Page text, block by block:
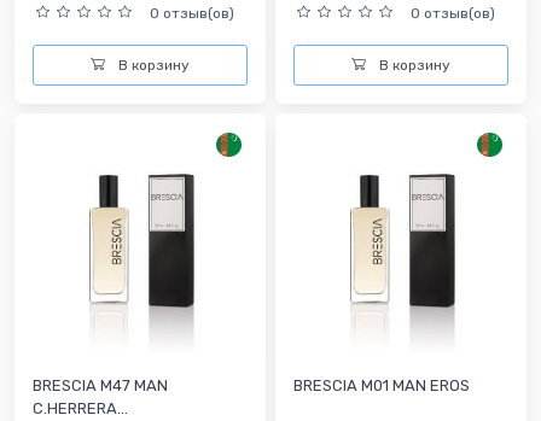
0 отзыв(ов)
В корзину
0 отзыв(ов)
В корзину
BRESCIA M47 MAN
C.HERRERA...
BRESCIA M01 MAN EROS